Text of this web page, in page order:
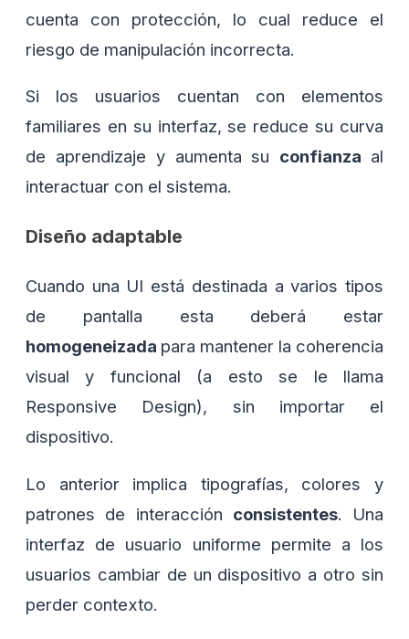
cuenta con protección, lo cual reduce el
riesgo de manipulación incorrecta.
Si los usuarios cuentan con elementos
familiares en su interfaz, se reduce su curva
de aprendizaje y aumenta su confianza al
interactuar con el sistema.
Diseño adaptable
Cuando una UI está destinada a varios tipos
de pantalla esta deberá estar
homogeneizada para mantener la coherencia
visual y funcional (a esto se le llama
Responsive Design), sin importar el
dispositivo.
Lo anterior implica tipografías, colores y
patrones de interacción consistentes. Una
interfaz de usuario uniforme permite a los
usuarios cambiar de un dispositivo a otro sin
perder contexto.